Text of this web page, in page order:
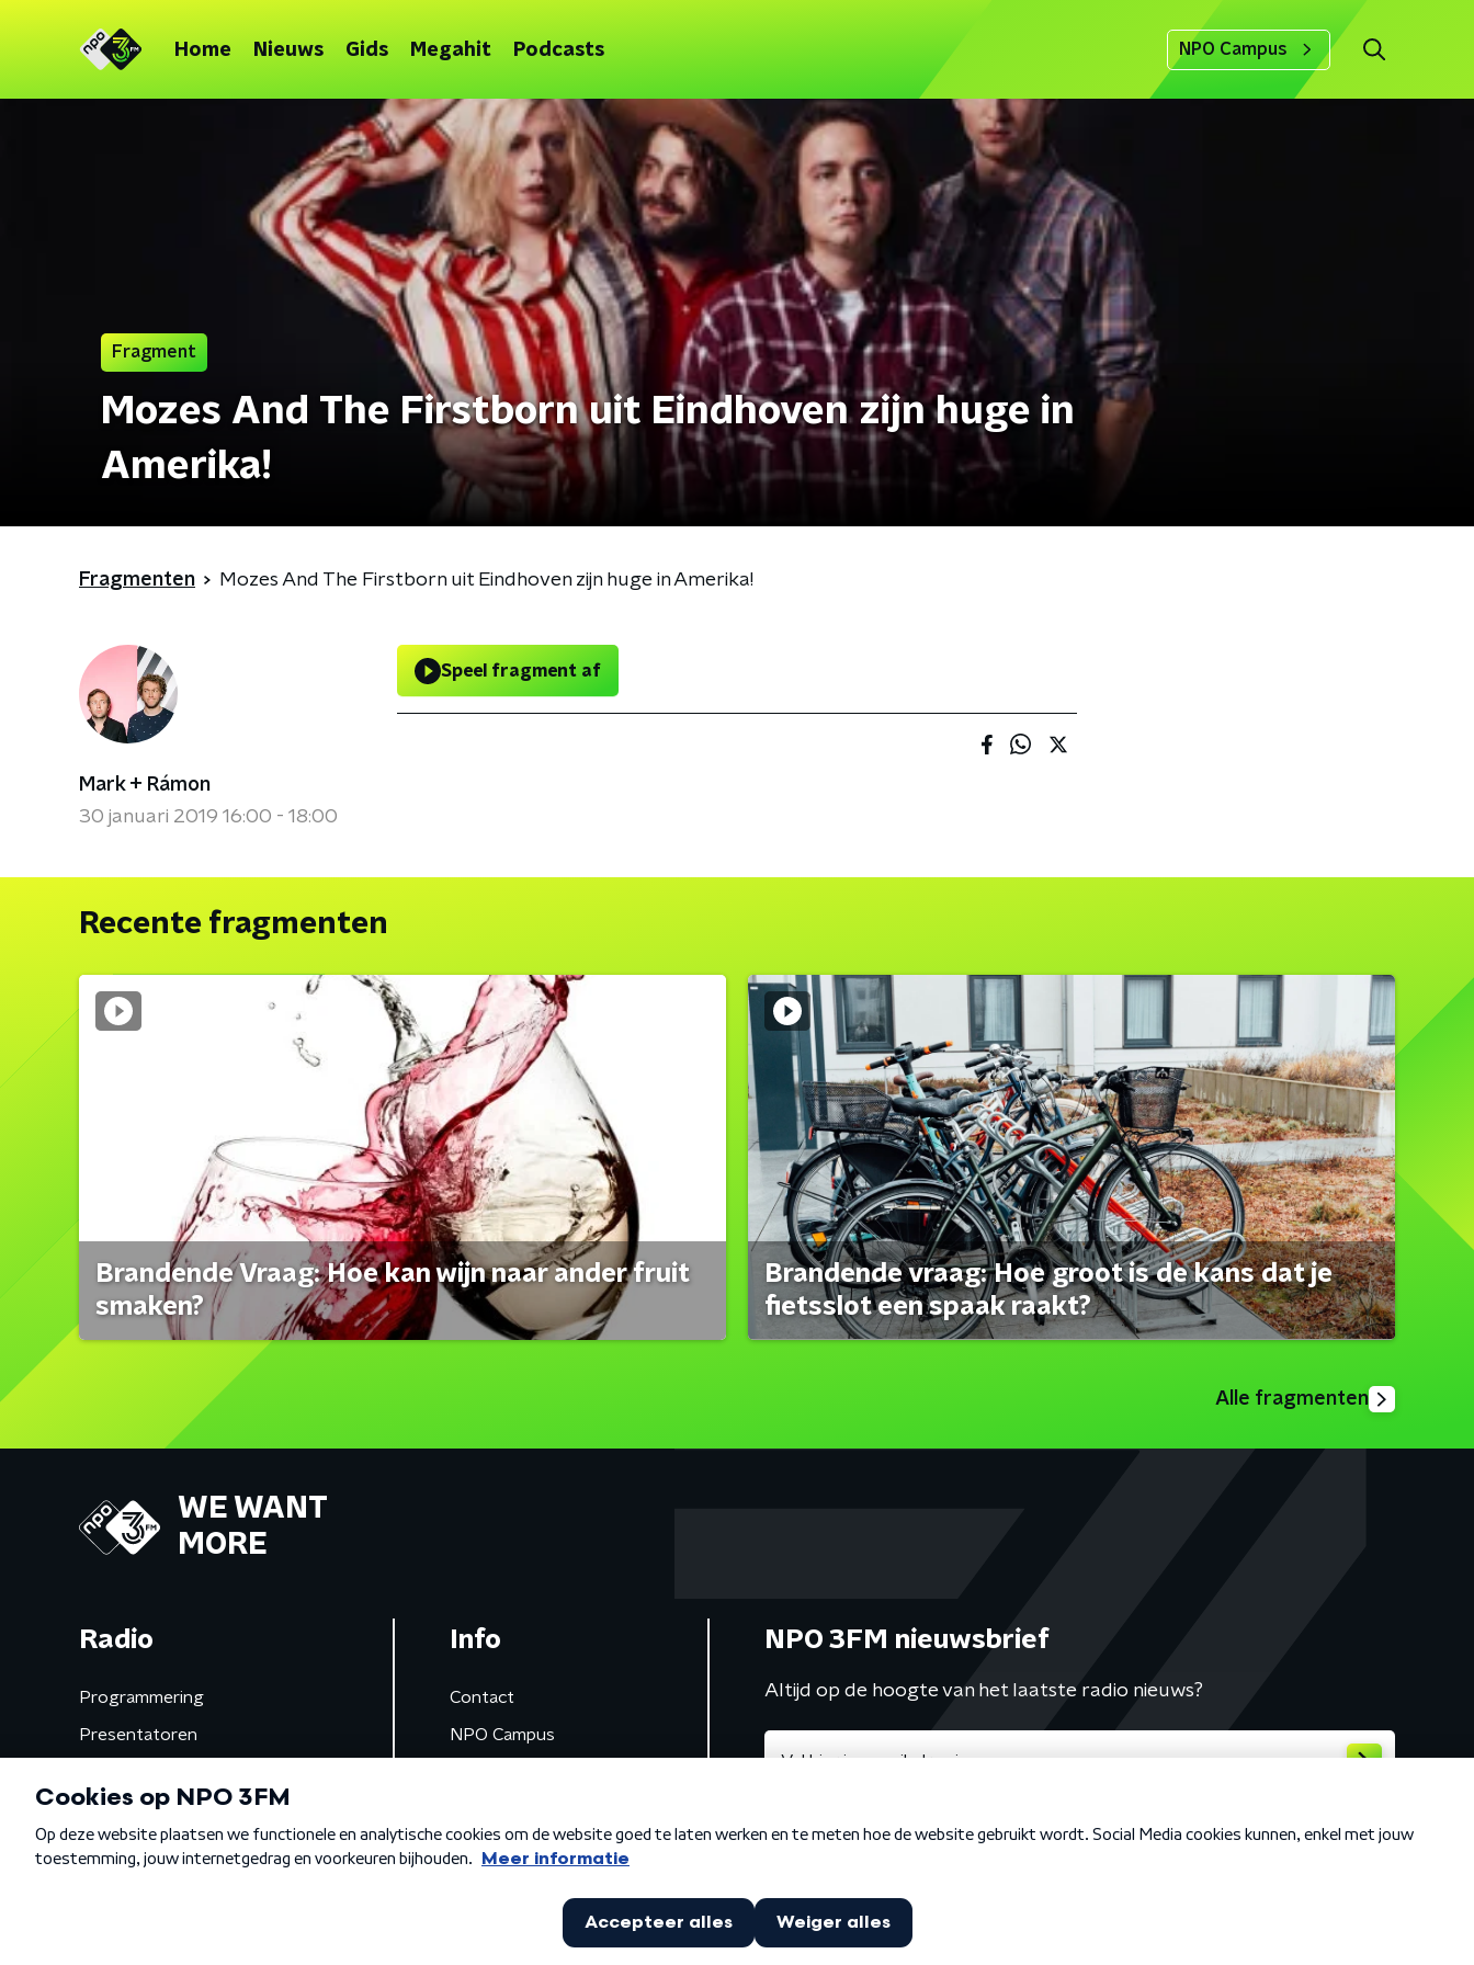
Home Nieuws Gids Megahit Podcasts NPO Campus
Fragment
Mozes And The Firstborn uit Eindhoven zijn huge in
Amerika!
Fragmenten Mozes And The Firstborn uit Eindhoven zijn huge in Amerika!
Mark + Rámon
30 januari 2019 16:00 - 18:00
Speel fragment af
Recente fragmenten
Brandende Vraag: Hoe kan wijn naar ander fruit
smaken?
Brandende vraag: Hoe groot is de kans dat je
fietsslot een spaak raakt?
Alle fragmenten
WE WANT
MORE
Radio
Programmering
Presentatoren
Gemist
Info
Contact
NPO Campus
NPO 3FM nieuwsbrief
Altijd op de hoogte van het laatste radio nieuws?
Algemene voorwaarden Privacybeleid